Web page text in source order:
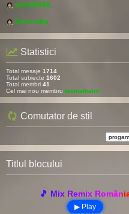
pomitil436
Devendra
Statistici
Total mesaje 1714
Total subiecte 1602
Total membri 41
Cel mai nou membru fatimathahir
Comutator de stil
Titlul blocului
🎵 Mix Remix
▶ Play